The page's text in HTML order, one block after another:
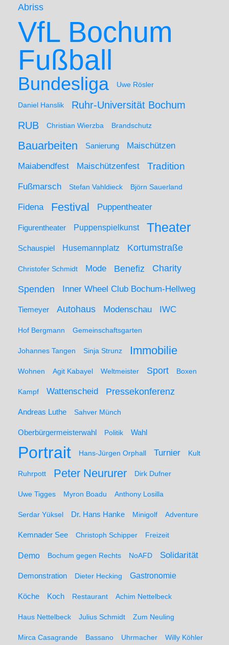
Abriss
VfL Bochum
Fußball
Bundesliga Uwe Rösler
Daniel Hanslik
Ruhr-Universität Bochum
RUB
Christian Wierzba Brandschutz
Bauarbeiten Sanierung
Maischützen
Maiabendfest
Maischützenfest Tradition
Fußmarsch Stefan Vahldieck Björn Sauerland
Fidena Festival Puppentheater
Figurentheater Puppenspielkunst Theater
Schauspiel Husemannplatz Kortumstraße
Christofer Schmidt Mode Benefiz Charity
Spenden Inner Wheel Club Bochum-Hellweg
Tiemeyer Autohaus Modenschau IWC
Hof Bergmann Gemeinschaftsgarten
Johannes Tangen Sinja Strunz Immobilie
Wohnen Agit Kabayel Weltmeister Sport Boxen
Kampf Wattenscheid Pressekonferenz
Andreas Luthe Sahver Münch
Oberbürgermeisterwahl Politik Wahl
Portrait Hans-Jürgen Orphall Turnier Kult
Ruhrpott Peter Neururer Dirk Dufner
Uwe Tigges Myron Boadu Anthony Losilla
Serdar Yüksel Dr. Hans Hanke Minigolf Adventure
Kemnader See Christoph Schipper Freizeit
Demo Bochum gegen Rechts NoAFD Solidarität
Demonstration Dieter Hecking Gastronomie
Köche Koch Restaurant Achim Nettelbeck
Haus Nettelbeck Julius Schmidt Zum Neuling
Mirca Casagrande Bassano Uhrmacher Willy Köhler